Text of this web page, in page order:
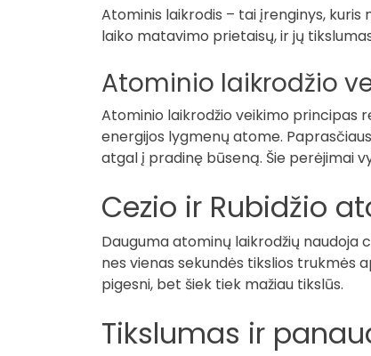
Atominis laikrodis – tai įrenginys, kuris
laiko matavimo prietaisų, ir jų
Atominio laikrodžio
Atominio laikrodžio veikimo principas
energijos lygmenų atome.
atgal į pradinę būseną. Šie perėjimai
Cezio ir Rubidžio
Dauguma atominų laikrodžių naudoja
nes vienas sekundės tikslios trukmės
pigesni, bet šiek tiek mažiau tikslūs.
Tikslumas ir